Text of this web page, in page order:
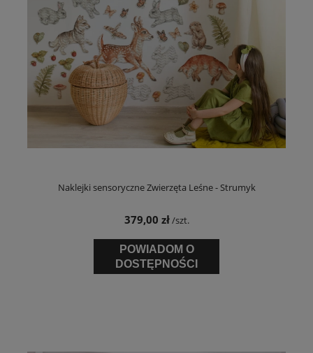
Naklejki sensoryczne Zwierzęta Leśne - Strumyk
379,00 zł/szt.
POWIADOM O
DOSTĘPNOŚCI